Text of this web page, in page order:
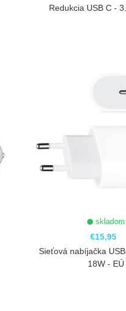
Redukcia USB C -
skladom
€15,95
Sieťová nabíjačka
18W - EÚ